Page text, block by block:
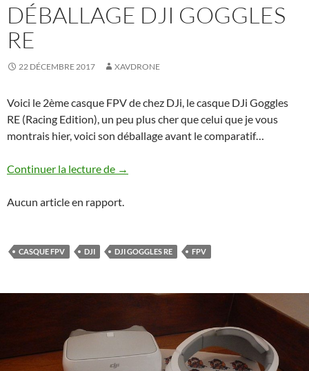
DÉBALLAGE DJI GOGGLES
RE
22 DÉCEMBRE 2017 XAVDRONE
Voici le 2ème casque FPV de chez DJi, le casque DJi Goggles
RE (Racing Edition), un peu plus cher que celui que je vous
montrais hier, voici son déballage avant le comparatif…
Continuer la lecture de Déballage DJi Goggles RE
→
Aucun article en rapport.
CASQUE FPV DJI DJI GOGGLES RE FPV